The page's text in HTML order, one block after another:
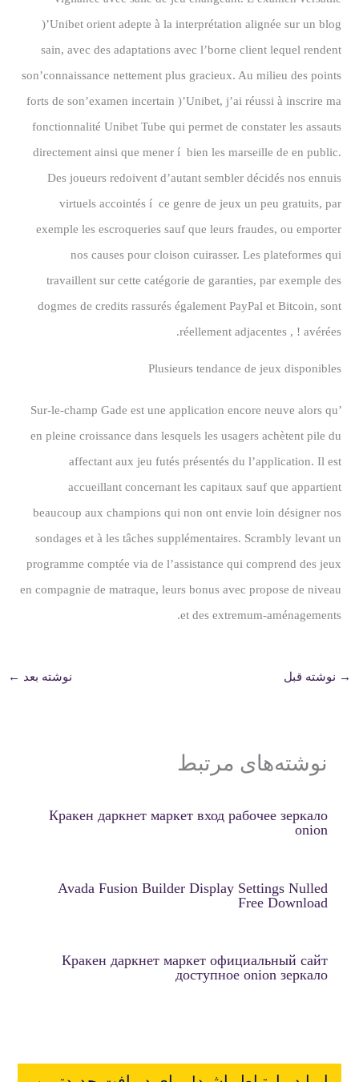
)’Unibet orient adepte à la interprétation alignée sur un blog
sain, avec des adaptations avec l’borne client lequel rendent
son’connaissance nettement plus gracieux. Au milieu des points
forts de son’examen incertain )’Unibet, j’ai réussi à inscrire ma
fonctionnalité Unibet Tube qui permet de constater les assauts
directement ainsi que mener í bien les marseille de en public.
Des joueurs redoivent d’autant sembler décidés nos ennuis
virtuels accointés í ce genre de jeux un peu gratuits, par
exemple les escroqueries sauf que leurs fraudes, ou emporter
nos causes pour cloison cuirasser. Les plateformes qui
travaillent sur cette catégorie de garanties, par exemple des
dogmes de credits rassurés également PayPal et Bitcoin, sont
réellement adjacentes , ! avérées.
Plusieurs tendance de jeux disponibles
Sur-le-champ Gade est une application encore neuve alors qu’
en pleine croissance dans lesquels les usagers achètent pile du
affectant aux jeu futés présentés du l’application. Il est
accueillant concernant les capitaux sauf que appartient
beaucoup aux champions qui non ont envie loin désigner nos
sondages et à les tâches supplémentaires. Scrambly levant un
programme comptée via de l’assistance qui comprend des jeux
en compagnie de matraque, leurs bonus avec propose de niveau
et des extremum-aménagements.
→ نوشته قبل نوشته بعد ←
نوشته‌های مرتبط
Кракен даркнет маркет вход рабочее зеркало
onion
Avada Fusion Builder Display Settings Nulled
Free Download
Кракен даркнет маркет официальный сайт
доступное onion зеркало